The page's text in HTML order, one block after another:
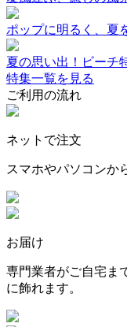
ポップに明るく、夏
夏の思い出！ビーチ
特集一覧を見る
ご利用の流れ
ネットで注文
スマホやパソコンか
お届け
専門業者がご自宅ま
に飾れます。